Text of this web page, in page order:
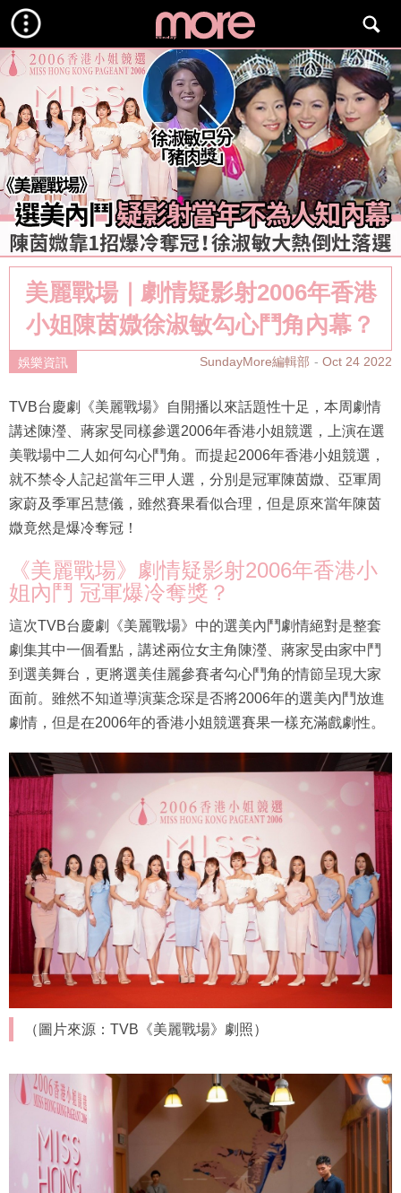
美麗戰場｜劇情疑影射2006年香港
小姐陳茵媺徐淑敏勾心鬥角內幕？
娛樂資訊 SundayMore編輯部 Oct 24 2022
TVB台慶劇《美麗戰場》自開播以來話題性十足，本周劇情
講述陳瀅、蔣家旻同樣參選2006年香港小姐競選，上演在選
美戰場中二人如何勾心鬥角。而提起2006年香港小姐競選，
就不禁令人記起當年三甲人選，分別是冠軍陳茵媺、亞軍周
家蔚及季軍呂慧儀，雖然賽果看似合理，但是原來當年陳茵
媺竟然是爆冷奪冠！
《美麗戰場》劇情疑影射2006年香港小
姐內鬥 冠軍爆冷奪獎？
這次TVB台慶劇《美麗戰場》中的選美內鬥劇情絕對是整套
劇集其中一個看點，講述兩位女主角陳瀅、蔣家旻由家中鬥
到選美舞台，更將選美佳麗參賽者勾心鬥角的情節呈現大家
面前。雖然不知道導演葉念琛是否將2006年的選美內鬥放進
劇情，但是在2006年的香港小姐競選賽果一樣充滿戲劇性。
（圖片來源：TVB《美麗戰場》劇照）